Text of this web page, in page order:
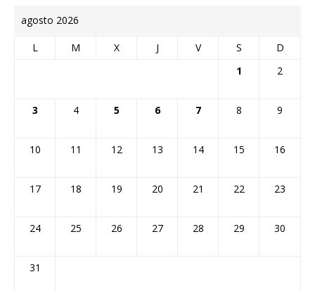
agosto 2026
L M X J V S
D
1
2
3 4 5 6 7 8 9
10 11 12 13 14 15 16
17 18 19 20 21 22 23
24 25 26 27 28 29 30
31